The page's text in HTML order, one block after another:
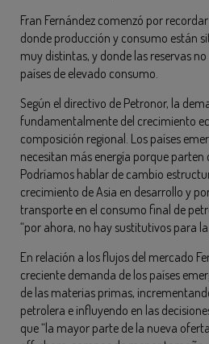
Fran Fernández comenzó por
donde producción y consumo están
muy distintas, y donde las reservas
países de elevado consumo.
Según el directivo de Petronor, la
fundamentalmente del crecimiento
composición regional. Los países
necesitan más energía porque parten
Podríamos hablar de cambio
crecimiento de Asia en desarrollo y
transporte en el consumo final de
“por ahora, no hay sustitutivos para la
En relación a los flujos del mercado
creciente demanda de los países
de las materias primas,
petrolera e influyendo en las
que “la mayor parte de la nueva